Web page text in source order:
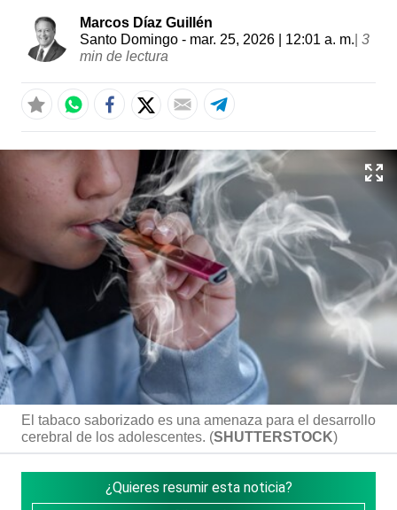
Marcos Díaz Guillén
Santo Domingo - mar. 25, 2026 | 12:01 a. m. 3
min de lectura
El tabaco saborizado es una amenaza para el desarrollo
cerebral de los adolescentes. (SHUTTERSTOCK)
¿Quieres resumir esta noticia?